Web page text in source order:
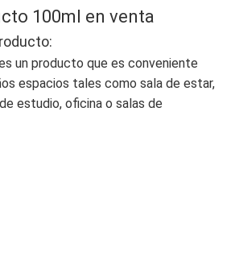
100ml en venta
un producto que es conveniente
espacios tales como sala de estar,
estudio, oficina o salas de